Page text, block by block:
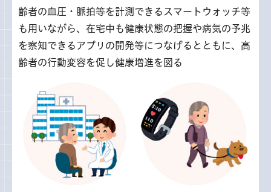
齢者の血圧・脈拍等を計測できるスマートウォッチ等
も用いながら、在宅中も健康状態の把握や病気の予兆
を察知できるアプリの開発等につなげるとともに、高
齢者の行動変容を促し健康増進を図る